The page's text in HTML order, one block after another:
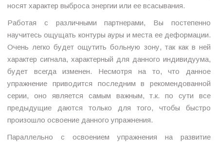
носят характер выброса энергии или ее всасывания.
Работая с различными партнерами, Вы постепенно
научитесь ощущать контуры ауры и места ее деформации.
Очень легко будет ощутить больную зону, так как в ней
характер сигнала, характерный для данного индивидуума,
будет всегда изменен. Несмотря на то, что данное
упражнение приводится последним в рекомендованной
серии, оно является самым важным, т.к. по сути все
предыдущие даются только для того, чтобы быстро
произошло освоение данного упражнения.
Параллельно с освоением упражнения на развитие